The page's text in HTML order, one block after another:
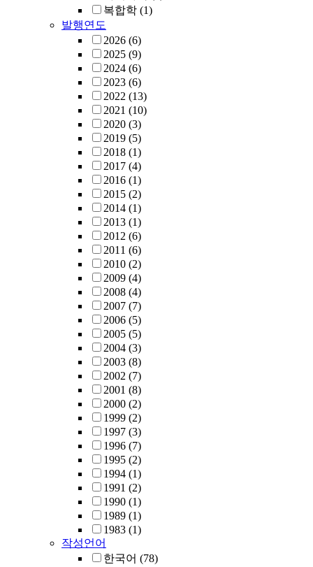
복합학 (1)
발행연도
2026 (6)
2025 (9)
2024 (6)
2023 (6)
2022 (13)
2021 (10)
2020 (3)
2019 (5)
2018 (1)
2017 (4)
2016 (1)
2015 (2)
2014 (1)
2013 (1)
2012 (6)
2011 (6)
2010 (2)
2009 (4)
2008 (4)
2007 (7)
2006 (5)
2005 (5)
2004 (3)
2003 (8)
2002 (7)
2001 (8)
2000 (2)
1999 (2)
1997 (3)
1996 (7)
1995 (2)
1994 (1)
1991 (2)
1990 (1)
1989 (1)
1983 (1)
작성언어
한국어 (78)